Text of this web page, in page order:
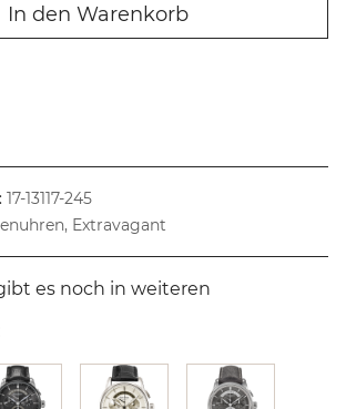
In den Warenkorb
17-13117-245
Extravagant
es noch in weiteren